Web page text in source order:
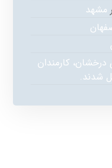
مشهد
کارمندان
شدند.